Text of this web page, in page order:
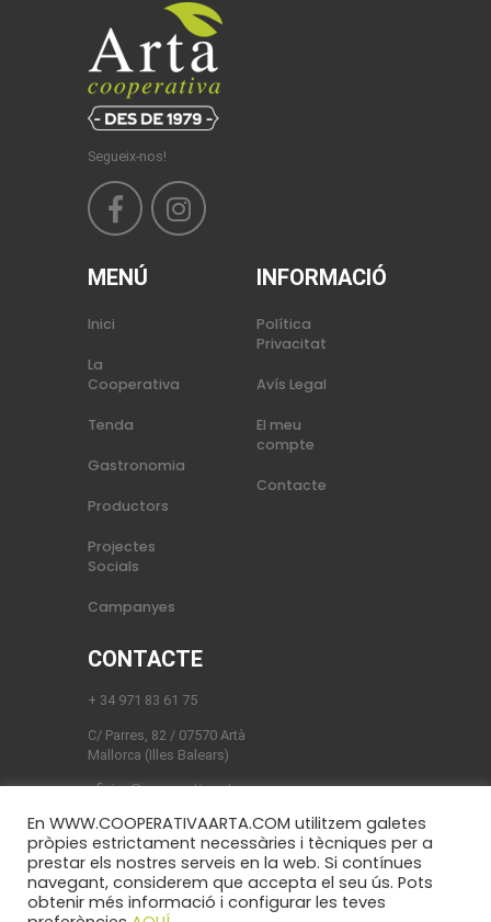
Segueix-nos!
MENÚ
Inici
La
Cooperativa
Tenda
Gastronomia
Productors
Projectes
Socials
Campanyes
INFORMACIÓ
Política
Privacitat
Avís Legal
El meu
compte
Contacte
CONTACTE
+ 34 971 83 61 75
C/ Parres, 82 / 07570 Artà
Mallorca (Illes Balears)
oficina@cooperativaarta.com
Cooperativa d’Artà © 2023. Tots els Drets
En WWW.COOPERATIVAARTA.COM utilitzem galetes
pròpies estrictament necessàries i tècniques per a
prestar els nostres serveis en la web. Si contínues
navegant, considerem que accepta el seu ús. Pots
obtenir més informació i configurar les teves